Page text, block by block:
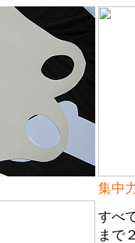
集中
すべ
まで